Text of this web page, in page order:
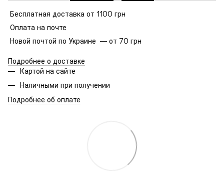
Бесплатная доставка от 1100 грн
Оплата на почте
Новой почтой по Украине — от 70 грн
Подробнее о доставке
Картой на сайте
Наличными при получении
Подробнее об оплате